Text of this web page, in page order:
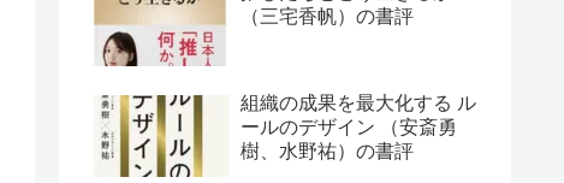
（三宅香帆）の書評
組織の成果を最大化する ル
ールのデザイン （安斎勇
樹、水野祐）の書評